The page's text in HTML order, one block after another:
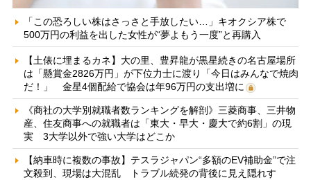
「この恐ろしい株はさっさと手放したい…」キオクシア株で
500万円の利益を出した女性が“夢よもう一度”と再購入
【土俵に埋まるカネ】大の里、豊昇龍が黒星続きの名古屋場所
は「懸賞金2826万円」が下位力士に渡り「今日はみんなで焼肉
だ！」 金星4個配給で協会は年96万円の支出増に
《商社の大学別就職者数ランキングを解剖》三菱商事、三井物
産、住友商事への就職者は「東大・早大・慶大で約6割」の現
実 3大学以外で強い大学はどこか
【納車時に複数の事故】テスラジャパン“多額のEV補助金”で注
文殺到、現場は大混乱 トラブル続発の背後に見え隠れす